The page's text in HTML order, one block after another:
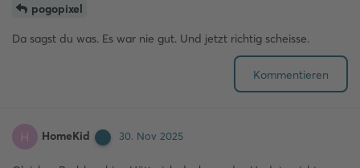
pogopixel
Da sagst du was. Es war nie gut. Und jetzt richtig scheisse.
Kommentieren
H HomeKid 30. Nov 2025